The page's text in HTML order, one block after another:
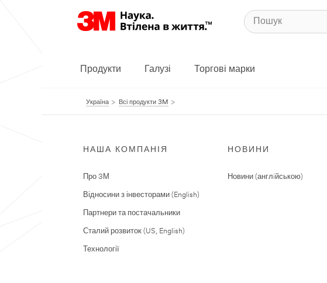
Продукти Галузі Торгові марки
Україна Всі продукти 3M
НАША КОМПАНІЯ
Про 3М
Відносини з інвесторами (English)
Партнери та постачальники
Сталий розвиток (US, English)
Технології
НОВИНИ
Новини (англiйською)